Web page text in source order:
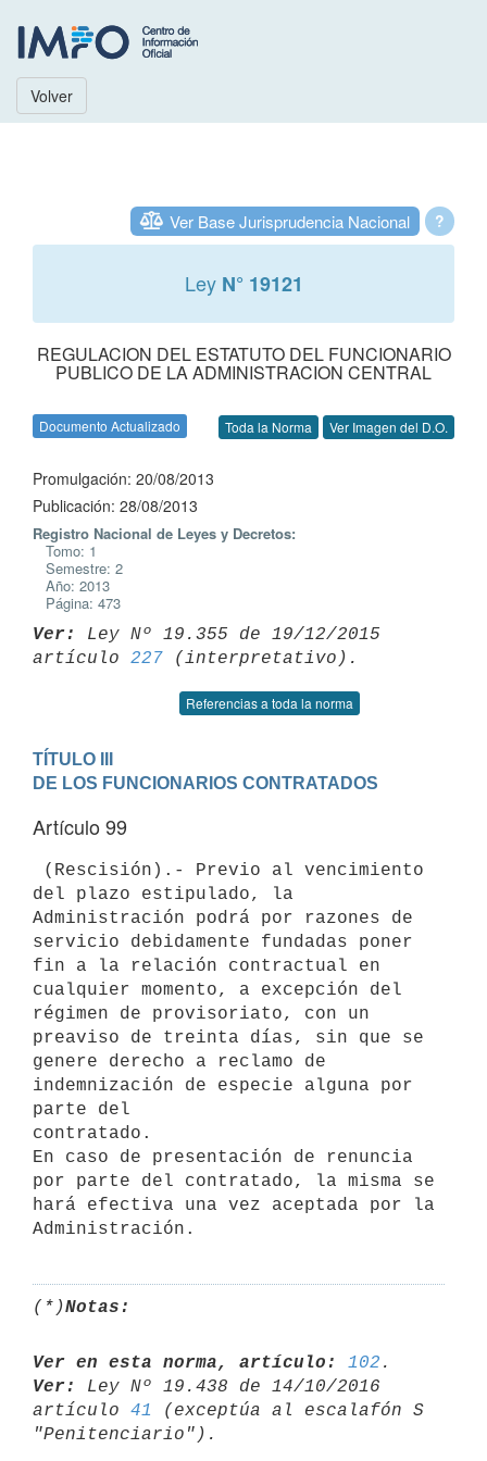
Volver
?
Ver Base Jurisprudencia Nacional
Ley N° 19121
REGULACION DEL ESTATUTO DEL FUNCIONARIO
PUBLICO DE LA ADMINISTRACION CENTRAL
Documento Actualizado Toda la Norma Ver Imagen del D.O.
Promulgación: 20/08/2013
Publicación: 28/08/2013
Registro Nacional de Leyes y Decretos:
Tomo: 1
Semestre: 2
Año: 2013
Página: 473
Ver:
Ley Nº 19.355 de 19/12/2015
artículo 227
Referencias a toda la norma
TÍTULO III
DE LOS FUNCIONARIOS CONTRATADOS
Artículo 99
del plazo estipulado, la
Administración podrá por razones de
servicio debidamente fundadas poner
fin a la relación contractual en
cualquier momento, a excepción del
régimen de provisoriato, con un
preaviso de treinta días, sin que se
genere derecho a reclamo de
indemnización de especie alguna por
parte del
contratado.
En caso de presentación de renuncia
por parte del contratado, la misma se
hará efectiva una vez aceptada por la
(*)Notas:
Ver en esta norma, artículo: 102
Ver:
Ley Nº 19.438 de 14/10/2016
artículo 41
(exceptúa al escalafón S